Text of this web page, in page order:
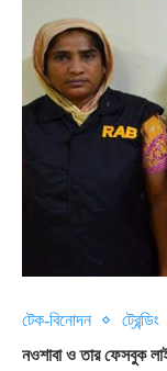
টেক-বিনোদন ট্রেন্ডিং
নওশাবা ও তার ফেসবুক